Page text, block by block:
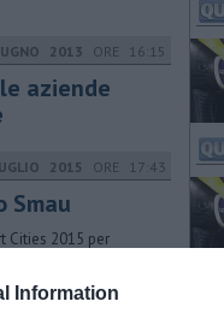
Information
2013 ORE 16:15
aziende
2015 ORE 17:43
Smau
Cities 2015 per